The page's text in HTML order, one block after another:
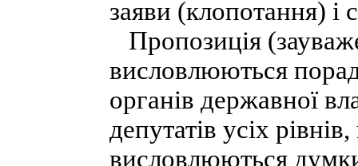
заяви (клопотання) і
Пропозиція
висловлюються
органів державної
депутатів усіх
висловлюються